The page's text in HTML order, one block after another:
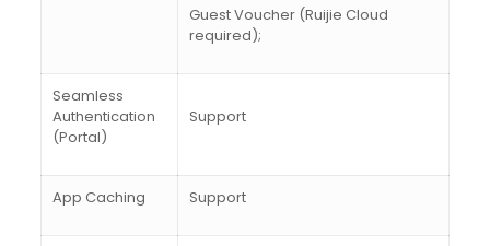
Guest Voucher (Ruijie Cloud
required);
Seamless
Authentication
(Portal)
Support
App Caching Support